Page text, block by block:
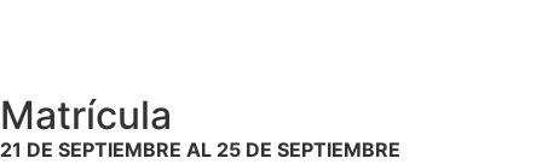
Matrícula
21 DE SEPTIEMBRE AL 25 DE SEPTIEMBRE